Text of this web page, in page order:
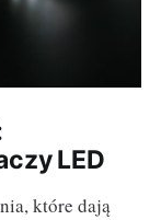
LED
które dają